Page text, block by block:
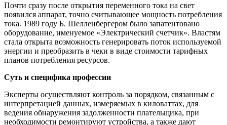
Почти сразу после открытия переменного тока на свет
появился аппарат, точно считывающее мощность потребления
тока. 1989 году Б. Шелленбергером было запатентовано
оборудование, именуемое «Электрический счетчик». Властям
стала открыта возможность генерировать поток используемой
энергии и преобразить в чеки в виде стоимости тарифных
планов потребления ресурсов.
Суть и специфика профессии
Эксперты осуществляют контроль за порядком, связанным с
интерпретацией данных, измеряемых в киловаттах, для
ведения обнаружения задолженности плательщика, при
необходимости ремонтируют устройства, а также дают